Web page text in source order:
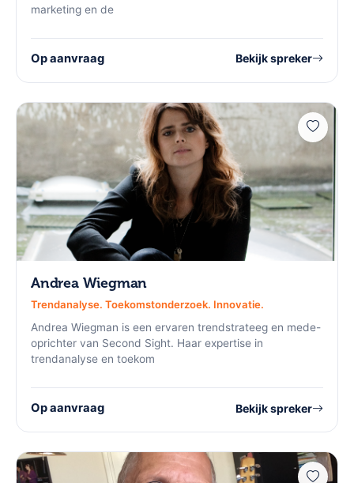
marketing en de
Op aanvraag Bekijk spreker
Andrea Wiegman
Trendanalyse. Toekomstonderzoek. Innovatie.
Andrea Wiegman is een ervaren trendstrateeg en mede-
oprichter van Second Sight. Haar expertise in
trendanalyse en toekom
Op aanvraag Bekijk spreker